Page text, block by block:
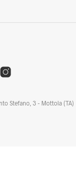
Stefano, 3 - Mottola (TA)